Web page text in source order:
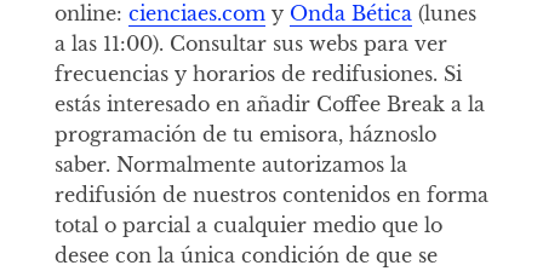
online: cienciaes.com y Onda Bética (lunes
a las 11:00). Consultar sus webs para ver
frecuencias y horarios de redifusiones. Si
estás interesado en añadir Coffee Break a la
programación de tu emisora, háznoslo
saber. Normalmente autorizamos la
redifusión de nuestros contenidos en forma
total o parcial a cualquier medio que lo
desee con la única condición de que se